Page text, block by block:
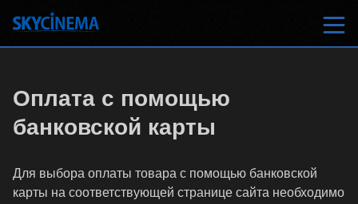
Оплата с помощью
банковской карты
Для выбора оплаты товара с помощью банковской
карты на соответствующей странице сайта необходимо